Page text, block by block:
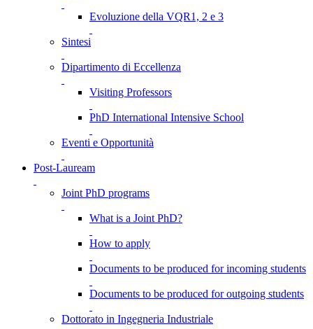
Evoluzione della VQR1, 2 e 3
Sintesi
Dipartimento di Eccellenza
Visiting Professors
PhD International Intensive School
Eventi e Opportunità
Post-Lauream
Joint PhD programs
What is a Joint PhD?
How to apply
Documents to be produced for incoming students
Documents to be produced for outgoing students
Dottorato in Ingegneria Industriale